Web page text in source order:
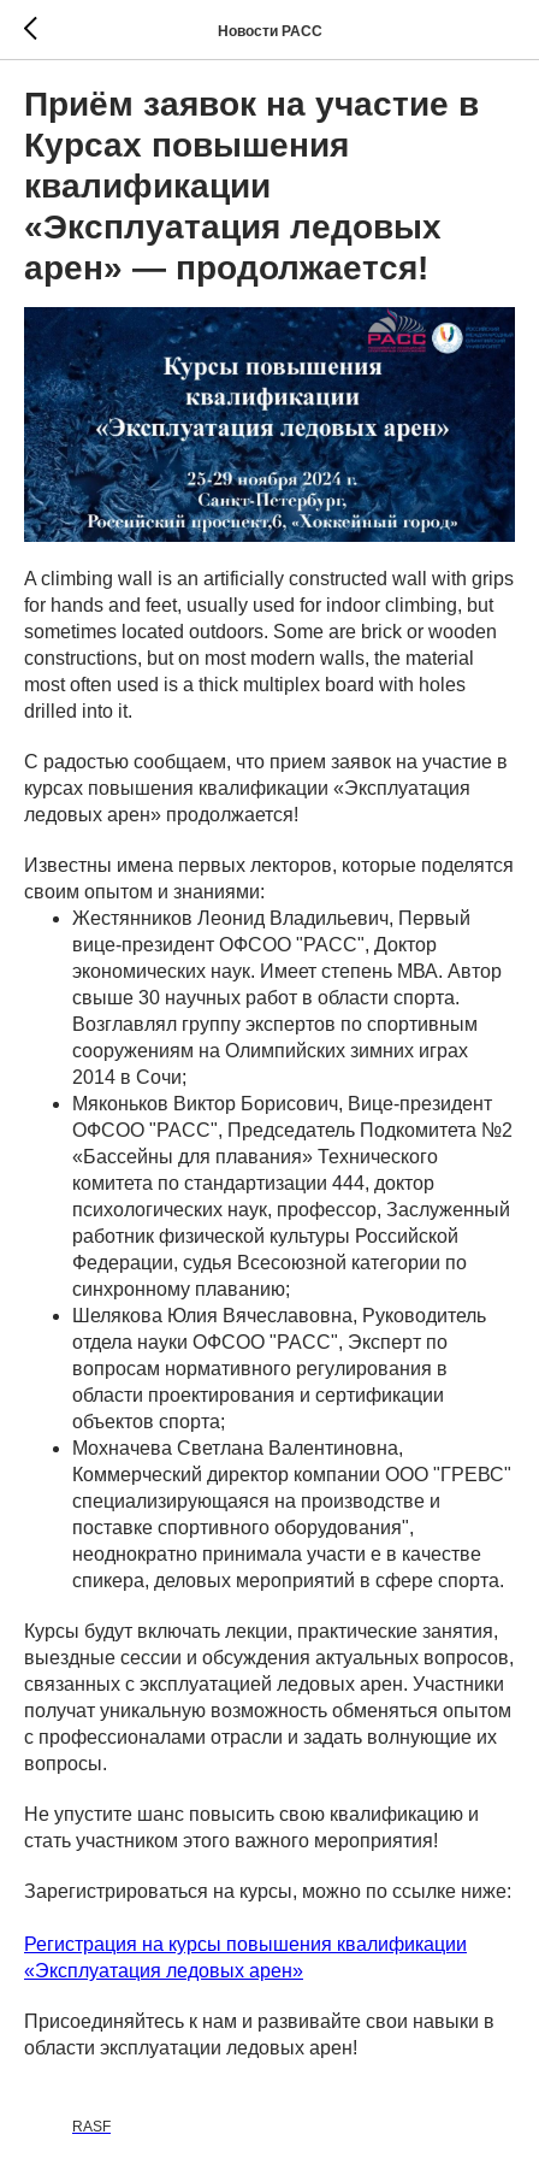
Новости РАСС
Приём заявок на участие в
Курсах повышения
квалификации
«Эксплуатация ледовых
арен» — продолжается!
A climbing wall is an artificially constructed wall with grips
for hands and feet, usually used for indoor climbing, but
sometimes located outdoors. Some are brick or wooden
constructions, but on most modern walls, the material
most often used is a thick multiplex board with holes
drilled into it.
С радостью сообщаем, что прием заявок на участие в
курсах повышения квалификации «Эксплуатация
ледовых арен» продолжается!
Известны имена первых лекторов, которые поделятся
своим опытом и знаниями:
Жестянников Леонид Владильевич, Первый
вице-президент ОФСОО "РАСС", Доктор
экономических наук. Имеет степень МВА. Автор
свыше 30 научных работ в области спорта.
Возглавлял группу экспертов по спортивным
сооружениям на Олимпийских зимних играх
2014 в Сочи;
Мяконьков Виктор Борисович, Вице-президент
ОФСОО "РАСС", Председатель Подкомитета №2
«Бассейны для плавания» Технического
комитета по стандартизации 444, доктор
психологических наук, профессор, Заслуженный
работник физической культуры Российской
Федерации, судья Всесоюзной категории по
синхронному плаванию;
Шелякова Юлия Вячеславовна, Руководитель
отдела науки ОФСОО "РАСС", Эксперт по
вопросам нормативного регулирования в
области проектирования и сертификации
объектов спорта;
Мохначева Светлана Валентиновна,
Коммерческий директор компании ООО "ГРЕВС"
специализирующаяся на производстве и
поставке спортивного оборудования",
неоднократно принимала участи е в качестве
спикера, деловых мероприятий в сфере спорта.
Курсы будут включать лекции, практические занятия,
выездные сессии и обсуждения актуальных вопросов,
связанных с эксплуатацией ледовых арен. Участники
получат уникальную возможность обменяться опытом
с профессионалами отрасли и задать волнующие их
вопросы.
Не упустите шанс повысить свою квалификацию и
стать участником этого важного мероприятия!
Зарегистрироваться на курсы, можно по ссылке ниже:
Регистрация на курсы повышения квалификации
«Эксплуатация ледовых арен»
Присоединяйтесь к нам и развивайте свои навыки в
области эксплуатации ледовых арен!
RASF